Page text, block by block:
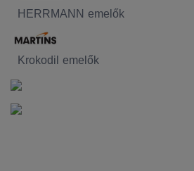
HERRMANN emelők
Krokodil emelők